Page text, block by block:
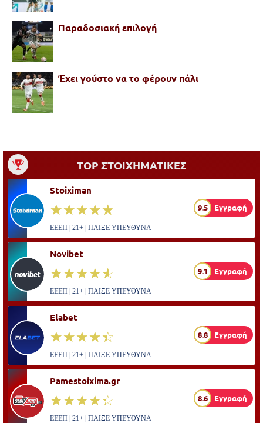
Παραδοσιακή επιλογή
Έχει γούστο να το φέρουν πάλι
TOP ΣΤΟΙΧΗΜΑΤΙΚΕΣ
Stoiximan
☆☆☆☆☆
★★★★★ 9.5 Εγγραφή
ΕΕΕΠ | 21+ | ΠΑΙΞΕ ΥΠΕΥΘΥΝΑ
Novibet
☆☆☆☆☆
★★★★★ 9.1 Εγγραφή
ΕΕΕΠ | 21+ | ΠΑΙΞΕ ΥΠΕΥΘΥΝΑ
Elabet
☆☆☆☆☆
★★★★★ 8.8 Εγγραφή
ΕΕΕΠ | 21+ | ΠΑΙΞΕ ΥΠΕΥΘΥΝΑ
Pamestoixima.gr
☆☆☆☆☆
★★★★★ 8.6 Εγγραφή
ΕΕΕΠ | 21+ | ΠΑΙΞΕ ΥΠΕΥΘΥΝΑ